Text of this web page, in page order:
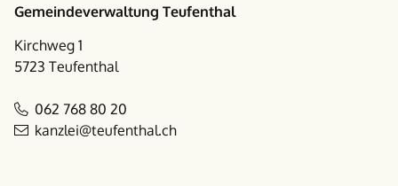
Gemeindeverwaltung Teufenthal
Kirchweg 1
5723 Teufenthal
062 768 80 20
kanzlei@teufenthal.ch